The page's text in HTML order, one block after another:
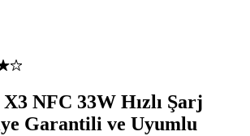
NFC 33W Hızlı Şarj
Garantili ve Uyumlu